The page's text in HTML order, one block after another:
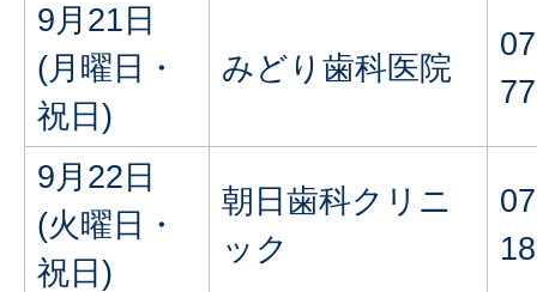
9月21日
(月曜日・
祝日)
みどり歯科医院
9月22日
(火曜日・
祝日)
朝日歯科クリニ
ック